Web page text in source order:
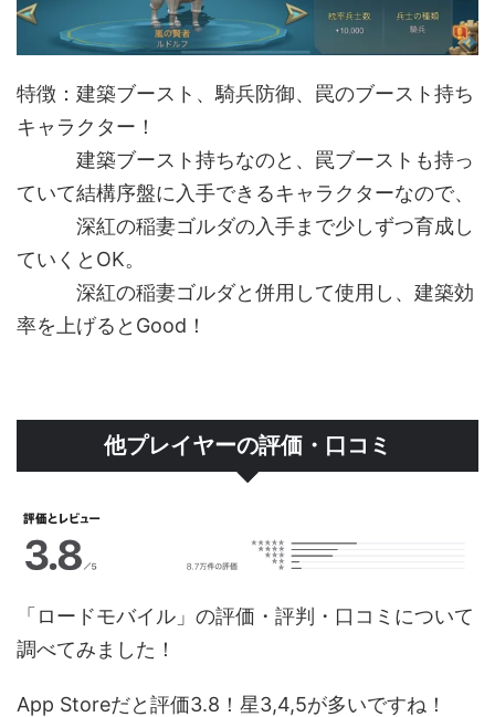
特徴：建築ブースト、騎兵防御、罠のブースト持ち
キャラクター！
建築ブースト持ちなのと、罠ブーストも持っ
ていて結構序盤に入手できるキャラクターなので、
深紅の稲妻ゴルダの入手まで少しずつ育成し
ていくとOK。
深紅の稲妻ゴルダと併用して使用し、建築効
率を上げるとGood！
他プレイヤーの評価・口コミ
「ロードモバイル」の評価・評判・口コミについて
調べてみました！
App Storeだと評価3.8！星3,4,5が多いですね！